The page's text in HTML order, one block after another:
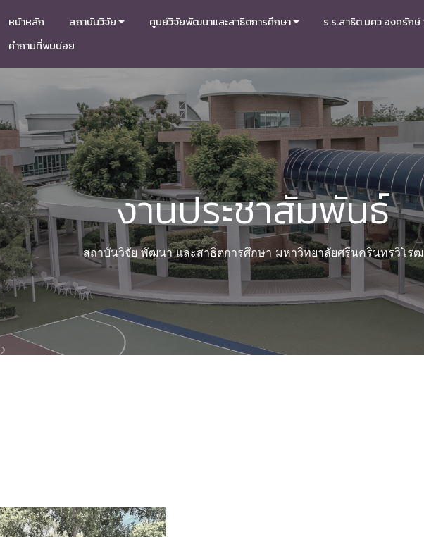
หน้าหลัก สถาบันวิจัย ศูนย์วิจัยพัฒนาและสาธิตการศึกษา ร.ร.สาธิต มศว องครักษ์
คำถามที่พบบ่อย
งานประชาสัมพันธ์
สถาบันวิจัย พัฒนา และสาธิตการศึกษา มหาวิทยาลัยศรีนครินทรวิโรฒ